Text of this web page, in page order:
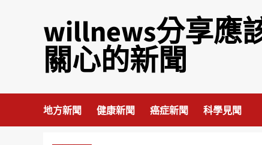
willnews分享應
關心的新聞
地方新聞 健康新聞 癌症新聞 科學見聞